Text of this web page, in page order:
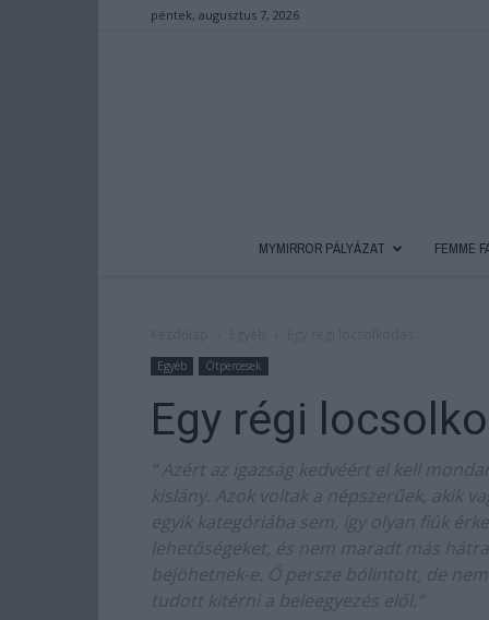
péntek, augusztus 7, 2026
MYMIRROR PÁLYÁZAT FEMME
Egyéb Ötpercesek
Egy régi
“ Azért az igazság kedvéért el kell
kislány. Azok voltak a népszerűek, akik
egyik kategóriába sem, így olyan fiúk
lehetőségeket, és nem maradt más
bejöhetnek-e. Ő persze bólintott, de
tudott kitérni a beleegyezés elől.”